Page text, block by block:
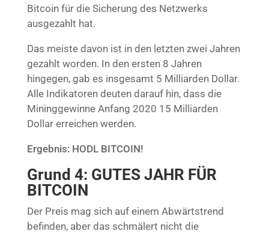
Bitcoin für die Sicherung des Netzwerks
ausgezahlt hat.
Das meiste davon ist in den letzten zwei Jahren
gezahlt worden. In den ersten 8 Jahren
hingegen, gab es insgesamt 5 Milliarden Dollar.
Alle Indikatoren deuten darauf hin, dass die
Mininggewinne Anfang 2020 15 Milliarden
Dollar erreichen werden.
Ergebnis: HODL BITCOIN!
Grund 4: GUTES JAHR FÜR
BITCOIN
Der Preis mag sich auf einem Abwärtstrend
befinden, aber das schmälert nicht die